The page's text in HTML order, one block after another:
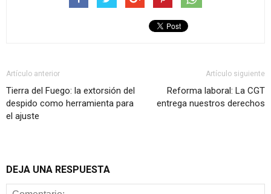
Artículo anterior
Tierra del Fuego: la extorsión del
despido como herramienta para
el ajuste
Artículo siguiente
Reforma laboral: La CGT
entrega nuestros derechos
DEJA UNA RESPUESTA